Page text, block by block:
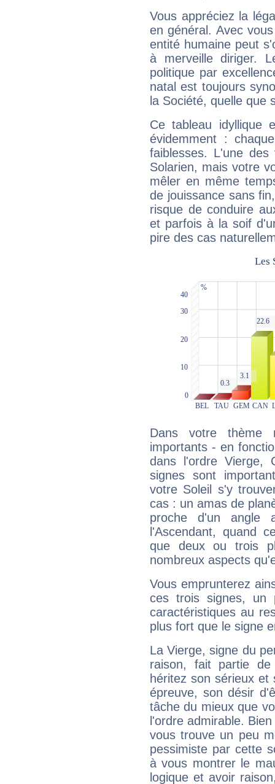
Vous appréciez la
en général. Avec
entité humaine peut
à merveille diriger.
politique par
natal est toujours
la Société, quelle que
Ce tableau idyllique
évidemment :
faiblesses. L'une
Solarien, mais votre
mêler en même
de jouissance sans
risque de conduire
et parfois à la soif
pire des cas
Dans votre thème
importants - en
dans l'ordre Vierge,
signes sont
votre Soleil s'y
cas : un amas de
proche d'un
l'Ascendant, quand
que deux ou trois
nombreux aspects
Vous emprunterez
ces trois signes, un
caractéristiques au
plus fort que le signe
La Vierge, signe du
raison, fait partie
héritez son sérieux
épreuve, son désir
tâche du mieux que
l'ordre admirable.
vous trouve un peu
pessimiste par cette
à vous montrer le
logique et avoir